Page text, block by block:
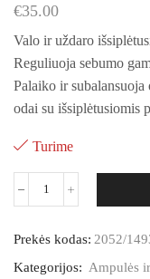
€35.00
Valo ir uždaro
Reguliuoja sebumo
Palaiko ir
odai su išsiplėtusiomis
Turime
Prekės kodas: 2052/
Kategorijos: Ampulės